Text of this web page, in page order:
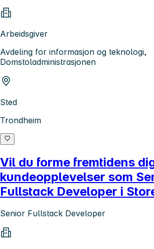
Arbeidsgiver
Avdeling for informasjon og teknologi,
Domstoladministrasjonen
Sted
Trondheim
Vil du forme fremtidens
kundeopplevelser som
Fullstack Developer i
Senior Fullstack Developer